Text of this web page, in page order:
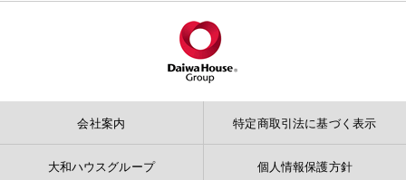
会社案内 特定商取引法に基づく表示
大和ハウスグループ 個人情報保護方針